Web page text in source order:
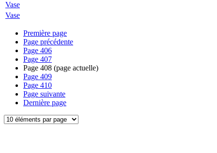
Vase
Vase
Première page
Page précédente
Page 406
Page 407
Page 408 (page actuelle)
Page 409
Page 410
Page suivante
Dernière page